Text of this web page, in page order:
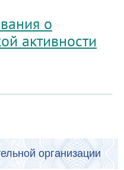
о
активности
организации